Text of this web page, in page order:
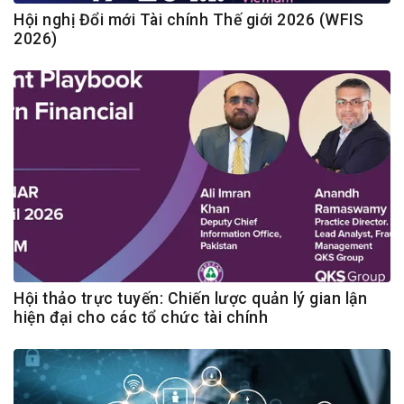
Hội nghị Đổi mới Tài chính Thế giới 2026 (WFIS
2026)
Hội thảo trực tuyến: Chiến lược quản lý gian lận
hiện đại cho các tổ chức tài chính